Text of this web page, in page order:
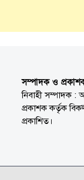
সম্পাদক ও
নিবাহী সম্পাদক
প্রকাশক কর্তৃক
প্রকাশিত।